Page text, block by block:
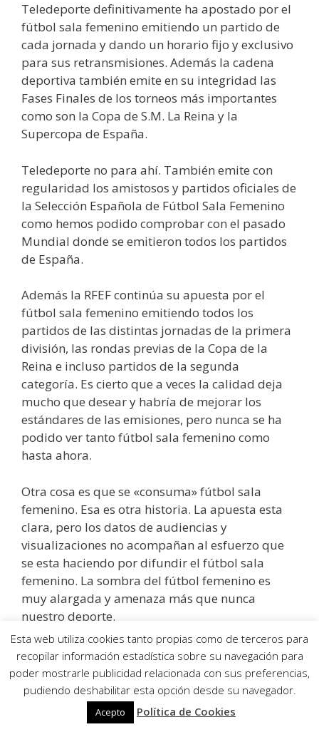
Teledeporte definitivamente ha apostado por el
fútbol sala femenino emitiendo un partido de
cada jornada y dando un horario fijo y exclusivo
para sus retransmisiones. Además la cadena
deportiva también emite en su integridad las
Fases Finales de los torneos más importantes
como son la Copa de S.M. La Reina y la
Supercopa de España.
Teledeporte no para ahí. También emite con
regularidad los amistosos y partidos oficiales de
la Selección Española de Fútbol Sala Femenino
como hemos podido comprobar con el pasado
Mundial donde se emitieron todos los partidos
de España.
Además la RFEF continúa su apuesta por el
fútbol sala femenino emitiendo todos los
partidos de las distintas jornadas de la primera
división, las rondas previas de la Copa de la
Reina e incluso partidos de la segunda
categoría. Es cierto que a veces la calidad deja
mucho que desear y habría de mejorar los
estándares de las emisiones, pero nunca se ha
podido ver tanto fútbol sala femenino como
hasta ahora.
Otra cosa es que se «consuma» fútbol sala
femenino. Esa es otra historia. La apuesta esta
clara, pero los datos de audiencias y
visualizaciones no acompañan al esfuerzo que
se esta haciendo por difundir el fútbol sala
femenino. La sombra del fútbol femenino es
muy alargada y amenaza más que nunca
nuestro deporte.
Los clubs se unen para salvar el fútbol sala
femenino de base:
Esta web utiliza cookies tanto propias como de terceros para
recopilar información estadística sobre su navegación para
poder mostrarle publicidad relacionada con sus preferencias,
pudiendo deshabilitar esta opción desde su navegador.
Acepto Política de Cookies